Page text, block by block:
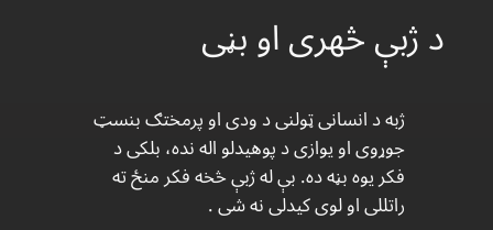
د ژبې څهری او بڼی
ژبه د انسانی ټولنی د ودی او پرمختګ بنسټ
جوړوی او یوازی د پوهیدلو اله نده، بلکی د
فکر یوه بڼه ده. بې له ژبې څخه فکر منځ ته
راتللی او لوی کیدلی نه شی .